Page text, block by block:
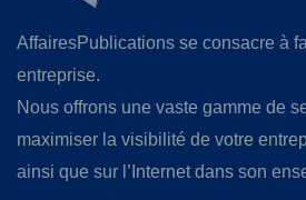
AffairesPublications se consacre à
entreprise.
Nous offrons une vaste gamme de
maximiser la visibilité de votre
ainsi que sur l’Internet dans son